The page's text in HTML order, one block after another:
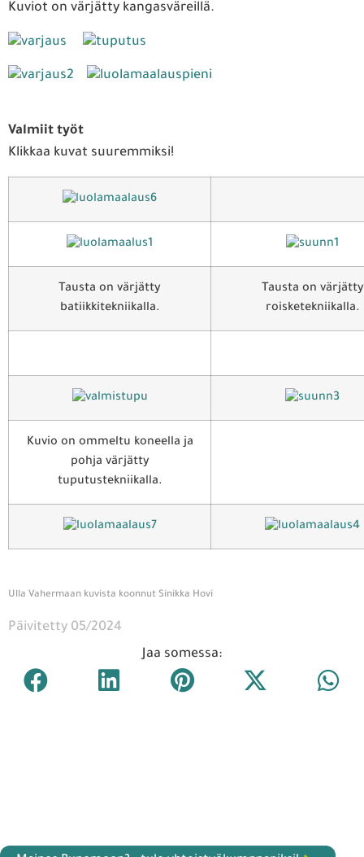
Kuviot on värjätty kangasväreillä.
Valmiit työt
Klikkaa kuvat suuremmiksi!
Tausta on värjätty
batiikkitekniikalla.
Tausta on värjätty
roisketekniikalla.
Kuvio on ommeltu koneella ja
pohja värjätty
tuputustekniikalla.
Ulla Vahermaan kuvista koonnut Sinikka Hovi
Päivitetty 05/2024
Jaa somessa: